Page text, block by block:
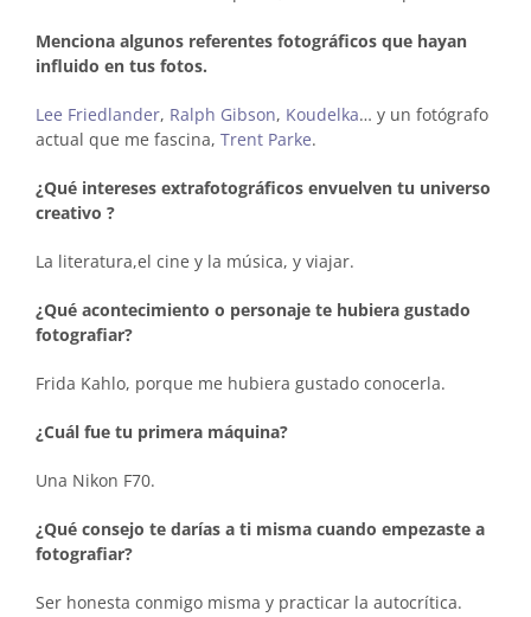
Menciona algunos referentes fotográficos que hayan
influido en tus fotos.
Lee Friedlander, Ralph Gibson, Koudelka… y un fotógrafo
actual que me fascina, Trent Parke.
¿Qué intereses extrafotográficos envuelven tu universo
creativo ?
La literatura,el cine y la música, y viajar.
¿Qué acontecimiento o personaje te hubiera gustado
fotografiar?
Frida Kahlo, porque me hubiera gustado conocerla.
¿Cuál fue tu primera máquina?
Una Nikon F70.
¿Qué consejo te darías a ti misma cuando empezaste a
fotografiar?
Ser honesta conmigo misma y practicar la autocrítica.